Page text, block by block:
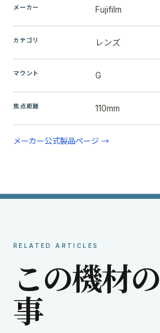
メーカー Fujifilm
カテゴリ レンズ
マウント G
焦点距離 110mm
メーカー公式製品ページ →
RELATED ARTICLES
この機材の
事